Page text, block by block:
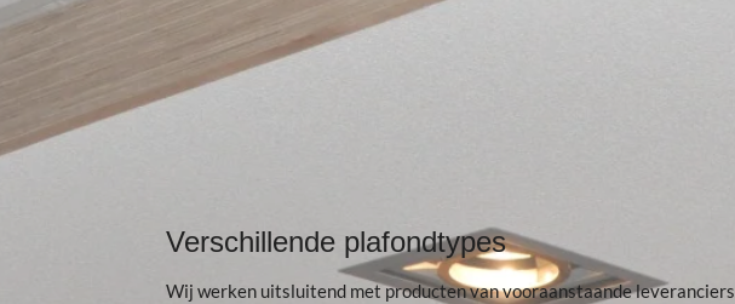
Verschillende plafondtypes
Wij werken uitsluitend met producten van vooraanstaande leveranciers.